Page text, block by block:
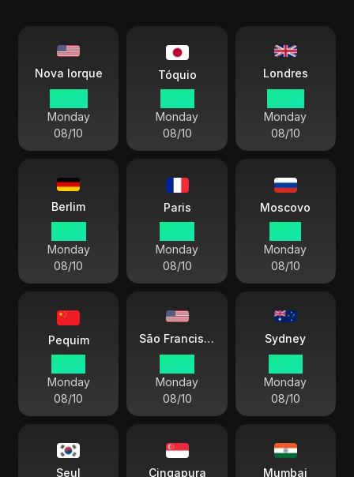
Nova Iorque
Monday
08/10
Tóquio
Monday
08/10
Londres
Monday
08/10
Berlim
Monday
08/10
Paris
Monday
08/10
Moscovo
Monday
08/10
Pequim
Monday
08/10
São Francisco
Monday
08/10
Sydney
Monday
08/10
Seul Cingapura Mumbai